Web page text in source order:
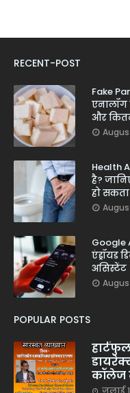
RECENT-POST
Fake
और
Health
है?
हो
Google
एंड्रॉयड
असिस्टेंट
POPULAR POSTS
कॉलेज
जुलाई